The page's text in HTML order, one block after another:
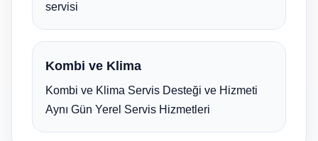
servisi
Kombi ve Klima
Kombi ve Klima Servis Desteği ve Hizmeti
Aynı Gün Yerel Servis Hizmetleri